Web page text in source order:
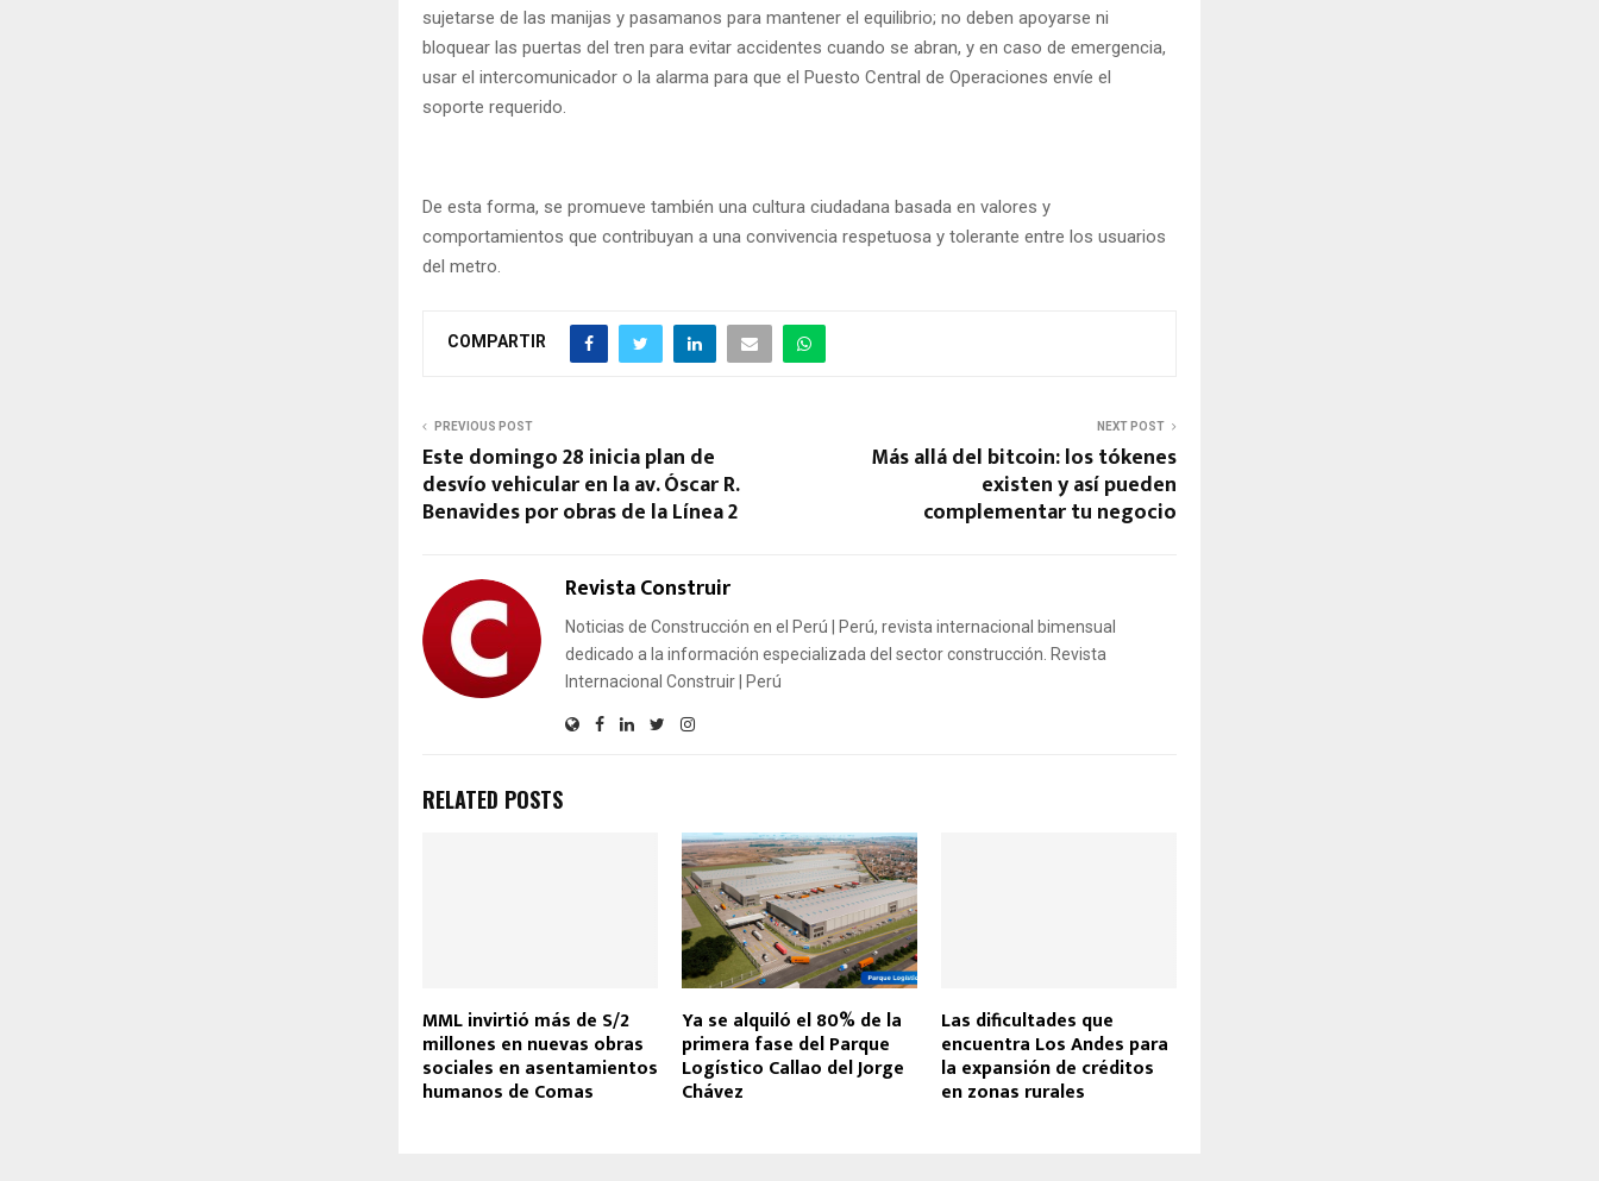
sujetarse de las manijas y pasamanos para mantener el equilibrio; no deben apoyarse ni
bloquear las puertas del tren para evitar accidentes cuando se abran, y en caso de emergencia,
usar el intercomunicador o la alarma para que el Puesto Central de Operaciones envíe el
soporte requerido.
De esta forma, se promueve también una cultura ciudadana basada en valores y
comportamientos que contribuyan a una convivencia respetuosa y tolerante entre los usuarios
del metro.
COMPARTIR
PREVIOUS POST
Este domingo 28 inicia plan de
desvío vehicular en la av. Óscar R.
Benavides por obras de la Línea 2
NEXT POST
Más allá del bitcoin: los tókenes
existen y así pueden
complementar tu negocio
Revista Construir
Noticias de Construcción en el Perú | Perú, revista internacional bimensual
dedicado a la información especializada del sector construcción. Revista
Internacional Construir | Perú
RELATED POSTS
MML invirtió más de S/2
millones en nuevas obras
sociales en asentamientos
humanos de Comas
Ya se alquiló el 80% de la
primera fase del Parque
Logístico Callao del Jorge
Chávez
Las dificultades que
encuentra Los Andes para
la expansión de créditos
en zonas rurales